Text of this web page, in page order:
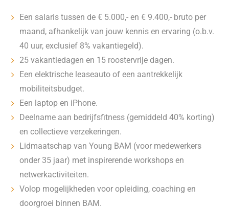
Een salaris tussen de € 5.000,- en € 9.400,- bruto per
maand, afhankelijk van jouw kennis en ervaring (o.b.v.
40 uur, exclusief 8% vakantiegeld).
25 vakantiedagen en 15 roostervrije dagen.
Een elektrische leaseauto of een aantrekkelijk
mobiliteitsbudget.
Een laptop en iPhone.
Deelname aan bedrijfsfitness (gemiddeld 40% korting)
en collectieve verzekeringen.
Lidmaatschap van Young BAM (voor medewerkers
onder 35 jaar) met inspirerende workshops en
netwerkactiviteiten.
Volop mogelijkheden voor opleiding, coaching en
doorgroei binnen BAM.